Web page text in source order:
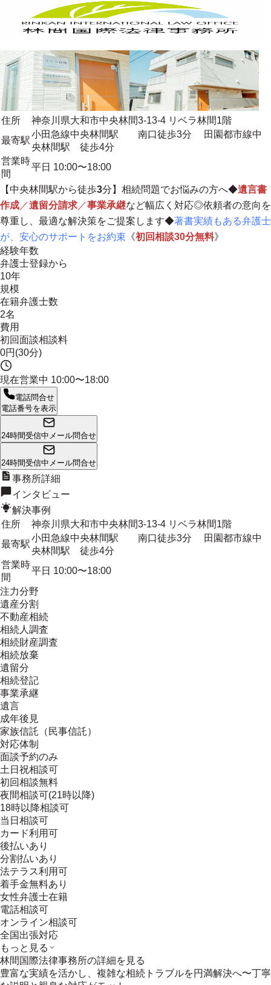
住所
神奈川県大和市中央林間3-13-4 リベラ林間1階
最寄駅
小田急線中央林間駅 南口徒歩3分 田園都市線中
央林間駅 徒歩4分
営業時
間
平日 10:00〜18:00
【中央林間駅から徒歩3分】相続問題でお悩みの方へ◆遺言書
作成 ／遺留分請求 ／事業承継など幅広く対応◎依頼者の意向を
尊重し、最適な解決策をご提案します◆著書実績もある弁護士
が、安心のサポートをお約束 《初回相談30分無料》
経験年数
弁護士登録から
10年
規模
在籍弁護士数
2名
費用
初回面談相談料
0円(30分)
現在営業中 10:00〜18:00
電話問合せ
電話番号を表示
24時間受信中 メール問合せ
24時間受信中 メール問合せ
事務所詳細
インタビュー
解決事例
住所
神奈川県大和市中央林間3-13-4 リベラ林間1階
最寄駅
小田急線中央林間駅 南口徒歩3分 田園都市線中
央林間駅 徒歩4分
営業時
間
平日 10:00〜18:00
注力分野
遺産分割
不動産相続
相続人調査
相続財産調査
相続放棄
遺留分
相続登記
事業承継
遺言
成年後見
家族信託（民事信託）
対応体制
面談予約のみ
土日祝相談可
初回相談無料
夜間相談可(21時以降)
18時以降相談可
当日相談可
カード利用可
後払いあり
分割払いあり
法テラス利用可
着手金無料あり
女性弁護士在籍
電話相談可
オンライン相談可
全国出張対応
もっと見る
林間国際法律事務所の詳細を見る
豊富な実績を活かし、複雑な相続トラブルを円満解決へ〜丁寧